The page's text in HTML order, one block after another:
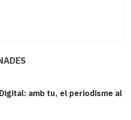
amb tu, el periodisme al